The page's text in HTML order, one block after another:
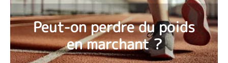
Peut-on perdre du poids
en marchant ?